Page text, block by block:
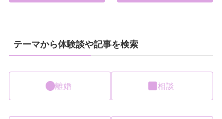
テーマから体験談や記事を検索
離婚 相談